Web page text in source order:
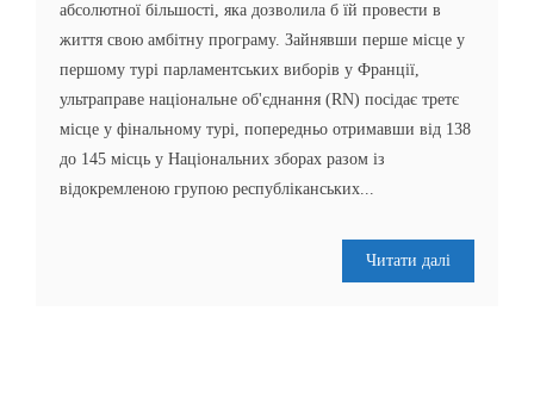
абсолютної більшості, яка дозволила б їй провести в
життя свою амбітну програму. Зайнявши перше місце у
першому турі парламентських виборів у Франції,
ультраправе національне об'єднання (RN) посідає третє
місце у фінальному турі, попередньо отримавши від 138
до 145 місць у Національних зборах разом із
відокремленою групою республіканських...
Читати далі